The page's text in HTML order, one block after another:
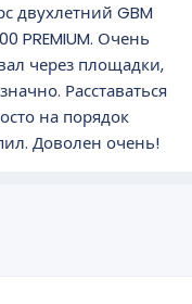
двухлетний GBM
PREMIUM. Очень
через площадки,
Расставаться
на порядок
Доволен очень!